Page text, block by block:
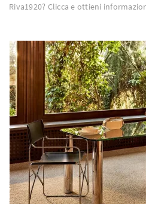
Riva1920? Clicca e ottieni